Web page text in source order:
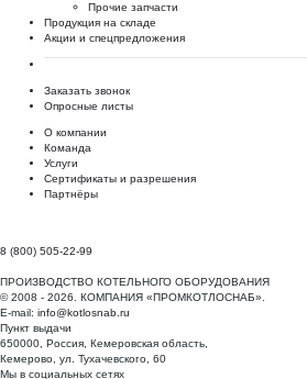
Прочие запчасти
Продукция на складе
Акции и спецпредложения
Заказать звонок
Опросные листы
О компании
Команда
Услуги
Сертификаты и разрешения
Партнёры
8 (800) 505-22-99
ПРОИЗВОДСТВО КОТЕЛЬНОГО ОБОРУДОВАНИЯ
© 2008 - 2026. КОМПАНИЯ «ПРОМКОТЛОСНАБ».
E-mail: info@kotlosnab.ru
Пункт выдачи
650000 Россия Кемеровская область
Кемерово ул. Тухачевского, 60
Мы в социальных сетях